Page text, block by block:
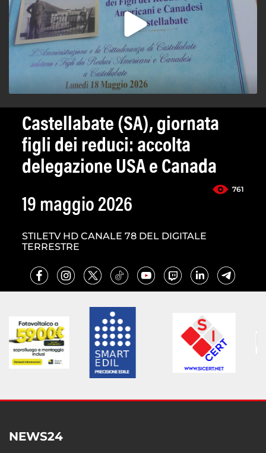
Castellabate (SA), giornata
figli dei reduci: accolta
delegazione USA e Canada
761
19 maggio 2026
STILETV HD CANALE 78 DEL DIGITALE
TERRESTRE
NEWS24